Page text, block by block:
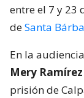
entre el 7 y 23
deSanta
En la
Mery
prisión de